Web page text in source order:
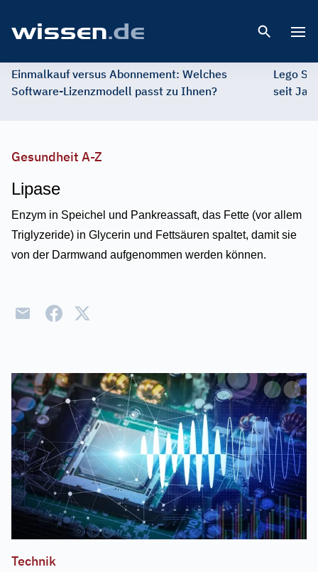
Einmalkauf versus Abonnement: Welches
Software-Lizenzmodell passt zu Ihnen?
Lego
seit
Gesundheit A-Z
Lipase
Enzym in Speichel und Pankreassaft, das Fette (vor allem
Triglyzeride) in Glycerin und Fettsäuren spaltet, damit sie
von der Darmwand aufgenommen werden können.
Technik